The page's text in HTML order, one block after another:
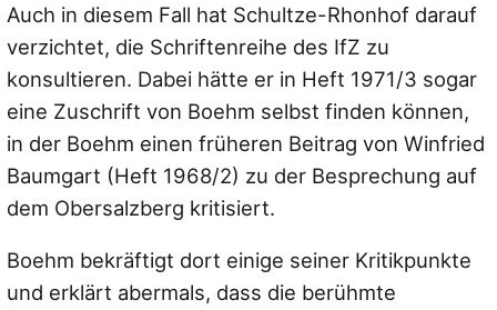
Auch in diesem Fall hat Schultze-Rhonhof darauf
verzichtet, die Schriftenreihe des IfZ zu
konsultieren. Dabei hätte er in Heft 1971/3 sogar
eine Zuschrift von Boehm selbst finden können,
in der Boehm einen früheren Beitrag von Winfried
Baumgart (Heft 1968/2) zu der Besprechung auf
dem Obersalzberg kritisiert.
Boehm bekräftigt dort einige seiner Kritikpunkte
und erklärt abermals, dass die berühmte